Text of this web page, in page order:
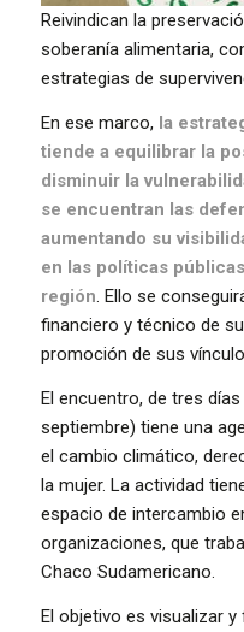
Reivindican la
soberanía alimentaria,
estrategias de
En ese marco, la
tiende a equilibrar la
disminuir la
se encuentran las
aumentando su
en las políticas
región. Ello se
financiero y técnico de
promoción de sus
El encuentro, de tres
septiembre) tiene una
el cambio climático,
la mujer. La actividad
espacio de intercambio
organizaciones, que
Chaco Sudamericano.
El objetivo es visualizar